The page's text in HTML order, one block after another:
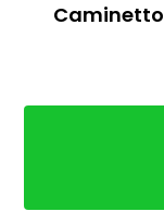
Caminetto